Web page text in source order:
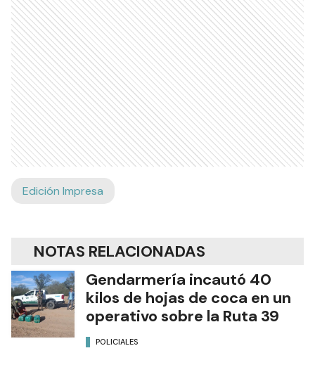
Edición Impresa
NOTAS RELACIONADAS
Gendarmería incautó 40
kilos de hojas de coca en un
operativo sobre la Ruta 39
POLICIALES